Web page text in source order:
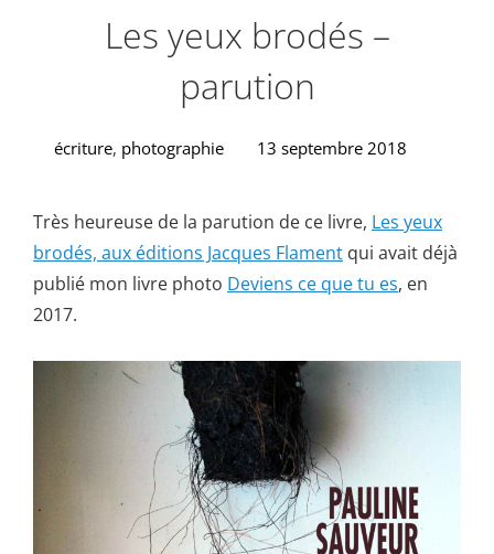
Les yeux brodés –
parution
écriture, photographie 13 septembre 2018
Très heureuse de la parution de ce livre, Les yeux
brodés, aux éditions Jacques Flament qui avait déjà
publié mon livre photo Deviens ce que tu es, en
2017.